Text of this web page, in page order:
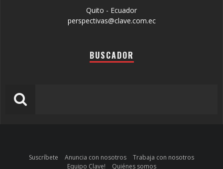
Quito - Ecuador
perspectivas@clave.com.ec
BUSCADOR
Suscríbete Anuncia con nosotros
Trabaja con nosotros
Equipo Clave!
Quiénes somos